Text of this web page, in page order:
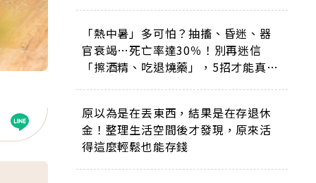
「熱中暑」多可怕？抽搐、昏迷、器
官衰竭…死亡率達30％！別再迷信
「擦酒精、吃退燒藥」，5招才能真救
原以為是在丟東西，結果是在存退休
金！整理生活空間後才發現，原來活
得這麼輕鬆也能存錢